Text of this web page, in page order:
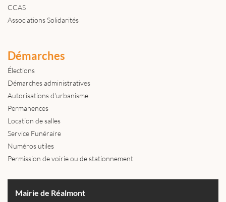
CCAS
Associations Solidarités
Démarches
Élections
Démarches administratives
Autorisations d'urbanisme
Permanences
Location de salles
Service Funéraire
Numéros utiles
Permission de voirie ou de stationnement
Mairie de Réalmont